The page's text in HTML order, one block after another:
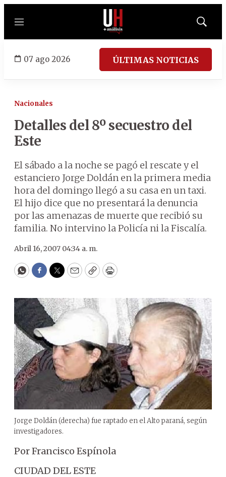
Menú
Mostrar
07 ago 2026 ÚLTIMAS NOTICIAS
Nacionales
Detalles del 8º secuestro del
Este
El sábado a la noche se pagó el rescate y el
estanciero Jorge Doldán en la primera media
hora del domingo llegó a su casa en un taxi.
El hijo dice que no presentará la denuncia
por las amenazas de muerte que recibió su
familia. No intervino la Policía ni la Fiscalía.
Abril 16, 2007 04:34 a. m.
WhatsApp
Facebook
Twitter
EmailCopyPrint
Jorge Doldán (derecha) fue raptado en el Alto paraná, según
investigadores.
Por Francisco Espínola
CIUDAD DEL ESTE